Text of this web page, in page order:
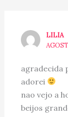
LILIA
agradecida
adorei
nao vejo a
beijos